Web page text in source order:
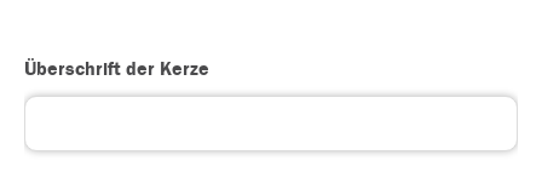
Überschrift der Kerze